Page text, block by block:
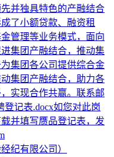
并独具特色的产融结合
了小额贷款、融资租
管理等业务模式，面向
集团产融结合，推动集
集团各公司提供综合金
集团产融结合，助力各
实现合作共赢。联系邮
登记表.docx如您对此岗
并填写赝品登记表，发